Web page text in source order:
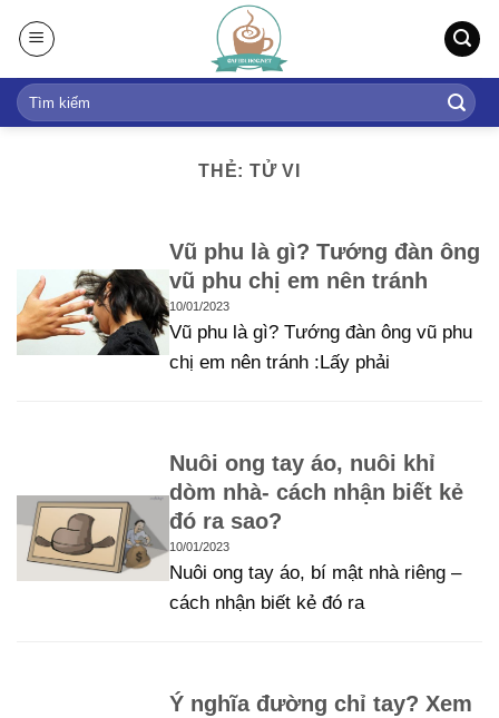
t
THẺ: TỬ VI
Vũ phu là gì? Tướng đàn ông
vũ phu chị em nên tránh
10/01/2023
Vũ phu là gì? Tướng đàn ông vũ phu
chị em nên tránh :Lấy phải
Nuôi ong tay áo, nuôi khỉ
dòm nhà- cách nhận biết kẻ
đó ra sao?
10/01/2023
Nuôi ong tay áo, bí mật nhà riêng –
cách nhận biết kẻ đó ra
Ý nghĩa đường chỉ tay? Xem